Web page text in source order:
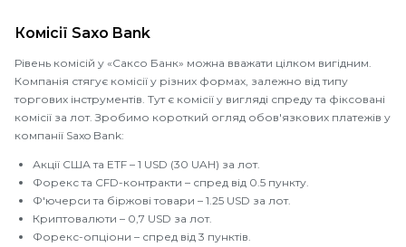
Комісії Saxo Bank
Рівень комісій у «Саксо Банк» можна вважати цілком вигідним.
Компанія стягує комісії у різних формах, залежно від типу
торгових інструментів. Тут є комісії у вигляді спреду та фіксовані
комісії за лот. Зробимо короткий огляд обов'язкових платежів у
компанії Saxo Bank:
Акції США та ETF – 1 USD (30 UAH) за лот.
Форекс та CFD-контракти – спред від 0.5 пункту.
Ф'ючерси та біржові товари – 1.25 USD за лот.
Криптовалюти – 0,7 USD за лот.
Форекс-опціони – спред від 3 пунктів.